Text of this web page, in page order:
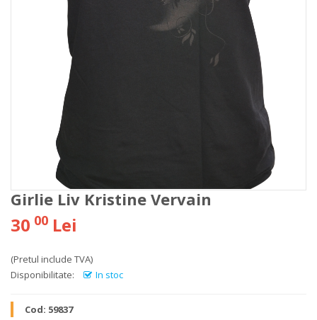
Girlie Liv Kristine Vervain
30 00 Lei
(Pretul include TVA)
Disponibilitate:
In stoc
Cod: 59837